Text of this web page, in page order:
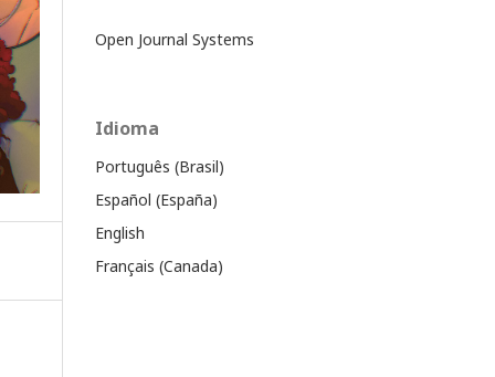
Open Journal Systems
Idioma
Português (Brasil)
Español (España)
English
Français (Canada)